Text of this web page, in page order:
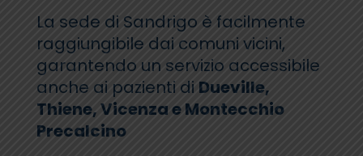
La sede di Sandrigo è facilmente
raggiungibile dai comuni vicini,
garantendo un servizio accessibile
anche ai pazienti di Dueville,
Thiene, Vicenza e Montecchio
Precalcino